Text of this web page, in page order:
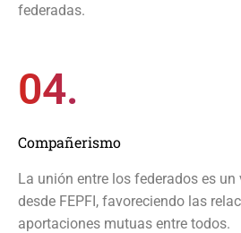
federadas.
04.
Compañerismo
La unión entre los federados es
desde FEPFI, favoreciendo las
aportaciones mutuas entre todos.